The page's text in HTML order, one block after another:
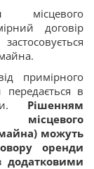
місцевого
договір
примірного
в
Рішенням
можуть
оренди